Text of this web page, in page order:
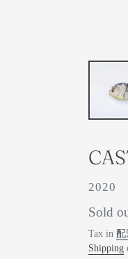
ベ
ダ
ー
2020
通
常
価
Sold
Tax in
Shipping